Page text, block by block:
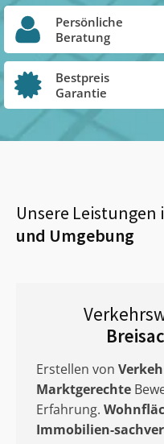
Persönliche
Beratung
Bestpreis
Garantie
Unsere Leistungen
und Umgebung
Erstellen von
Marktgerechte
Erfahrung.
Immobilien-